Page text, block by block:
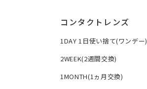
コンタクトレンズ
1DAY 1日使い捨て(ワンデー)
2WEEK(2週間交換)
1MONTH(1ヵ月交換)